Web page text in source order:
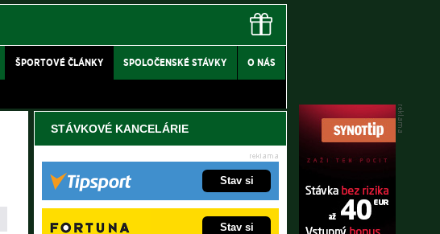
ŠPORTOVÉ ČLÁNKY SPOLOČENSKÉ STÁVKY O NÁS
STÁVKOVÉ KANCELÁRIE
Stav si
Stav si